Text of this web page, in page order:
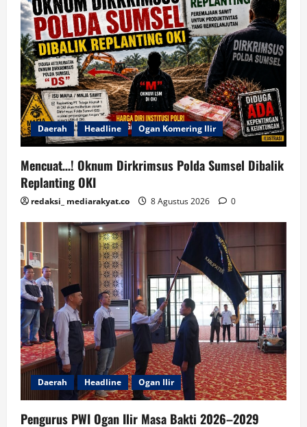
Daerah Headline Ogan Komering Ilir
Mencuat…! Oknum Dirkrimsus Polda Sumsel Dibalik
Replanting OKI
redaksi_ mediarakyat.co 8 Agustus 2026 0
Daerah Headline Ogan Ilir
Pengurus PWI Ogan Ilir Masa Bakti 2026–2029